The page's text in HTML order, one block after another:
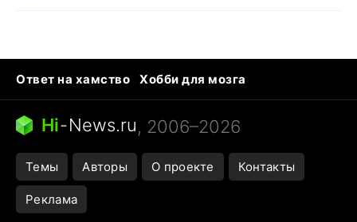
Ответ на хамство
Хобби для мозга
Бензин 100 vs 95
Тунцы в океанариуме
Следующая пандемия
Hi-News.ru, 2006–2026
Темы Авторы О проекте Контакты
Реклама